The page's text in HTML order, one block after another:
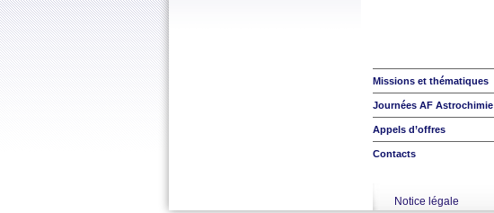
Missions et thématiques
Journées AF Astrochimie
Appels d’offres
Contacts
Notice légale